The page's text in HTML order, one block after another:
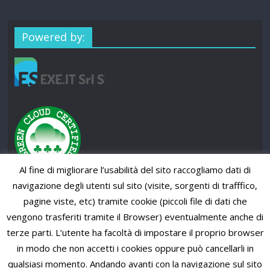
Powered by:
Al fine di migliorare l’usabilità del sito raccogliamo dati di
navigazione degli utenti sul sito (visite, sorgenti di trafffico,
pagine viste, etc) tramite cookie (piccoli file di dati che
vengono trasferiti tramite il Browser) eventualmente anche di
terze parti. L’utente ha facoltà di impostare il proprio browser
in modo che non accetti i cookies oppure può cancellarli in
qualsiasi momento. Andando avanti con la navigazione sul sito